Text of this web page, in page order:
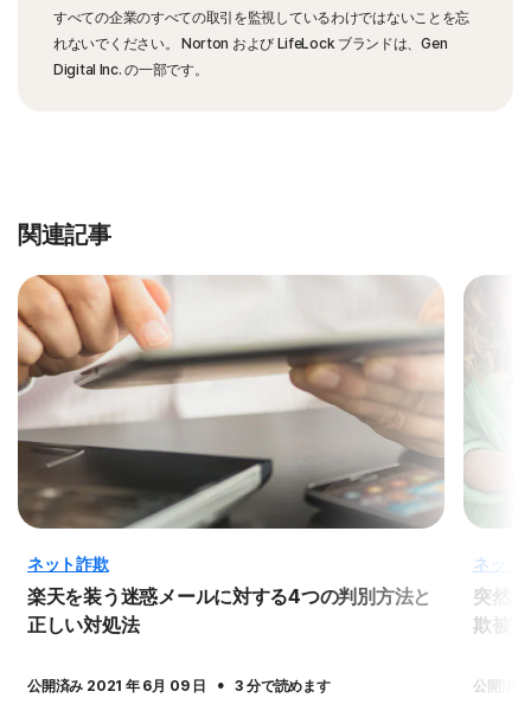
すべての企業のすべての取引を監視しているわけではないことを忘
れないでください。 Norton および LifeLock ブランドは、Gen
Digital Inc. の一部です。
関連記事
ネット詐欺
楽天を装う迷惑メールに対する4つの判別方法と
正しい対処法
公開済み 2021 年 6月 09 日 · 3 分で読めます
ネット
突然
欺被
公開済